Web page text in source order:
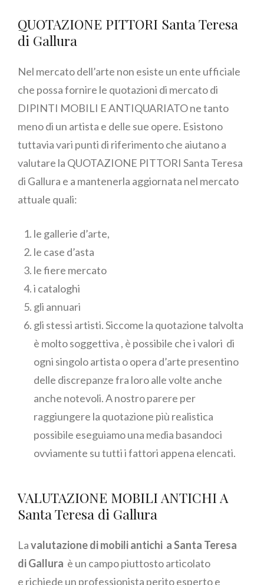
QUOTAZIONE PITTORI Santa Teresa
di Gallura
Nel mercato dell’arte non esiste un ente ufficiale
che possa fornire le quotazioni di mercato di
DIPINTI MOBILI E ANTIQUARIATO ne tanto
meno di un artista e delle sue opere. Esistono
tuttavia vari punti di riferimento che aiutano a
valutare la QUOTAZIONE PITTORI Santa Teresa
di Gallura e a mantenerla aggiornata nel mercato
attuale quali:
le gallerie d’arte,
le case d’asta
le fiere mercato
i cataloghi
gli annuari
gli stessi artisti. Siccome la quotazione talvolta
è molto soggettiva , è possibile che i valori di
ogni singolo artista o opera d’arte presentino
delle discrepanze fra loro alle volte anche
anche notevoli. A nostro parere per
raggiungere la quotazione più realistica
possibile eseguiamo una media basandoci
ovviamente su tutti i fattori appena elencati.
VALUTAZIONE MOBILI ANTICHI A
Santa Teresa di Gallura
Lavalutazione di mobili antichi a Santa Teresa
di Gallura è un campo piuttosto articolato
e richiede un professionista perito esperto e